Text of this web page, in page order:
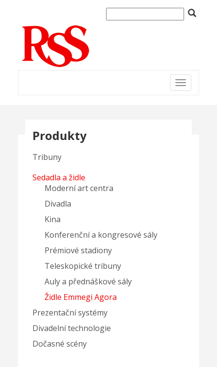
Toggle
navigation
Produkty
Tribuny
Sedadla a židle
Moderní art centra
Divadla
Kina
Konferenční a kongresové sály
Prémiové stadiony
Teleskopické tribuny
Auly a přednáškové sály
Židle Emmegi Agora
Prezentační systémy
Divadelní technologie
Dočasné scény